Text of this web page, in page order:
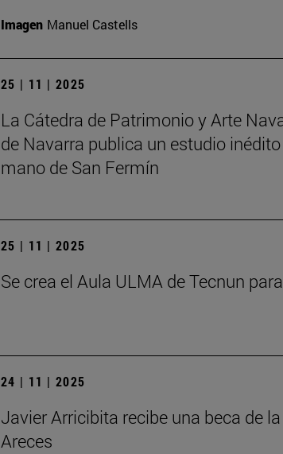
Imagen Manuel Castells
25 | 11 | 2025
La Cátedra de Patrimonio y Arte
de Navarra publica un estudio
mano de San Fermín
25 | 11 | 2025
Se crea el Aula ULMA de Tecnun
24 | 11 | 2025
Javier Arricibita recibe una beca de
Areces